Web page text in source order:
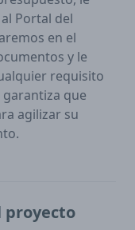
Portal del
en el
y le
requisito
que
agilizar su
proyecto